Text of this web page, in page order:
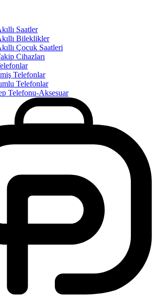
Saatler
Bileklikler
Çocuk Saatleri
Cihazları
Telefonlar
Telefonlar
Telefonu-Aksesuar